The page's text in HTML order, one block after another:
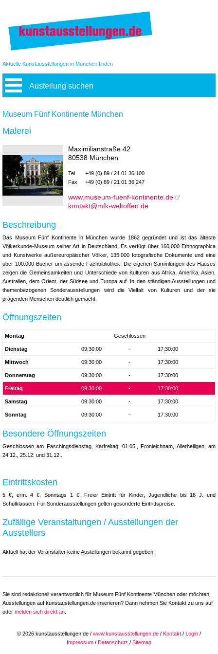
Aktuelle Kunstausstellungen in München finden
Austellung suchen
Museum Fünf Kontinente München
Malerei
Maximilianstraße 42
80538 München
Tel
+49 (0) 89 / 21 01 36 100
Fax
+49 (0) 89 / 21 01 36 247
www.museum-fuenf-kontinente.de
kontakt@mfk-weltoffen.de
Beschreibung
Das Museum Fünf Kontinente in München wurde 1862 gegründet und ist das älteste
Völkerkunde-Museum seiner Art in Deutschland. Es verfügt über 160.000 Ethnographica
und Kunstwerke außereuropäischer Völker, 135.000 fotografische Dokumente und eine
über 100.000 Bücher umfassende Fachbibliothek. Die eigenen Sammlungen des Hauses
zeigen die Gemeinsamkeiten und Unterschiede von Kulturen aus Afrika, Amerika, Asien,
Australien, dem Orient, der Südsee und Europa auf. In den ständigen Ausstellungen und
themenbezogenen Sonderausstellungen wird die Vielfalt von Kulturen und der sie
prägenden Menschen deutlich gemacht.
Öffnungszeiten
Montag Geschlossen
Dienstag 09:30:00 - 17:30:00
Mittwoch 09:30:00 - 17:30:00
Donnerstag 09:30:00 - 17:30:00
Freitag 09:30:00 - 17:30:00
Samstag 09:30:00 - 17:30:00
Sonntag 09:30:00 - 17:30:00
Besondere Öffnungszeiten
Geschlossen am Faschingsdienstag, Karfreitag, 01.05., Fronleichnam, Allerheiligen, am
24.12., 25.12. und 31.12..
Eintrittskosten
5 €, erm. 4 €. Sonntags 1 €. Freier Eintritt für Kinder, Jugendliche bis 18 J. und
Schulklassen. Für Sonderausstellungen gelten gesonderte Eintrittspreise.
Zufällige Veranstaltungen / Ausstellungen der
Ausstellers
Aktuell hat der Veranstalter keine Austellungen bekannt gegeben.
Sie sind redaktionell verantwortlich für Museum Fünf Kontinente München oder möchten
Ausstellungen auf kunstaustellungen.de inserieren? Dann nehmen Sie Kontakt zu uns auf
oder melden sich direkt an
© 2026 kunstausstellungen.de / www.kunstausstellungen.de / Kontakt / Login /
Impressum / Datenschutz / Sitemap